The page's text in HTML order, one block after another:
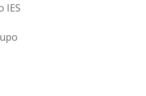
IES